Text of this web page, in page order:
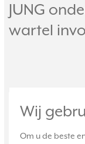
Wij
Om u de beste
JUNG
wartel